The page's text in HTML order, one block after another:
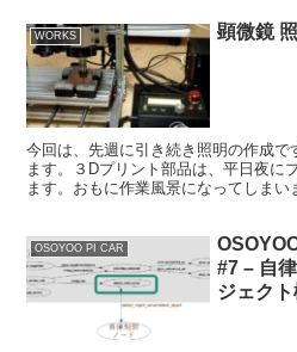
WORKS 顕微鏡
今回は、先週に引き続き照明の作成
ます。３Dプリント部品は、平日夜に
ます。おもに作業風景になってしまい
OSOYOO PI CAR
#7 – 自
ジェク